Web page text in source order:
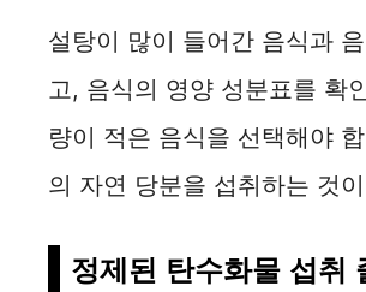
설탕이 많이 들어간 음식과
고, 음식의 영양 성분표를 확
량이 적은 음식을 선택해야
의 자연 당분을 섭취하는 것
정제된 탄수화물 섭취